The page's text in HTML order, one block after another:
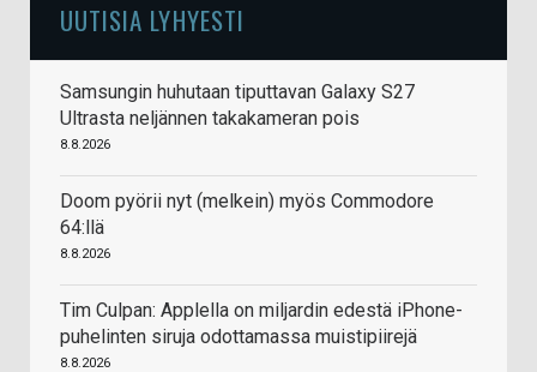
UUTISIA LYHYESTI
Samsungin huhutaan tiputtavan Galaxy S27
Ultrasta neljännen takakameran pois
8.8.2026
Doom pyörii nyt (melkein) myös Commodore
64:llä
8.8.2026
Tim Culpan: Applella on miljardin edestä iPhone-
puhelinten siruja odottamassa muistipiirejä
8.8.2026